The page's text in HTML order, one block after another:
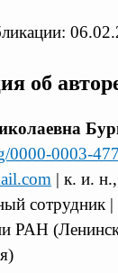
об
0000-0003-
| к. и. н.,
сотрудник |
РАН